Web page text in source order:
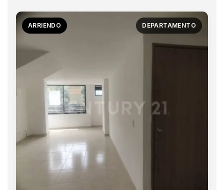
ARRIENDO DEPARTAMENTO